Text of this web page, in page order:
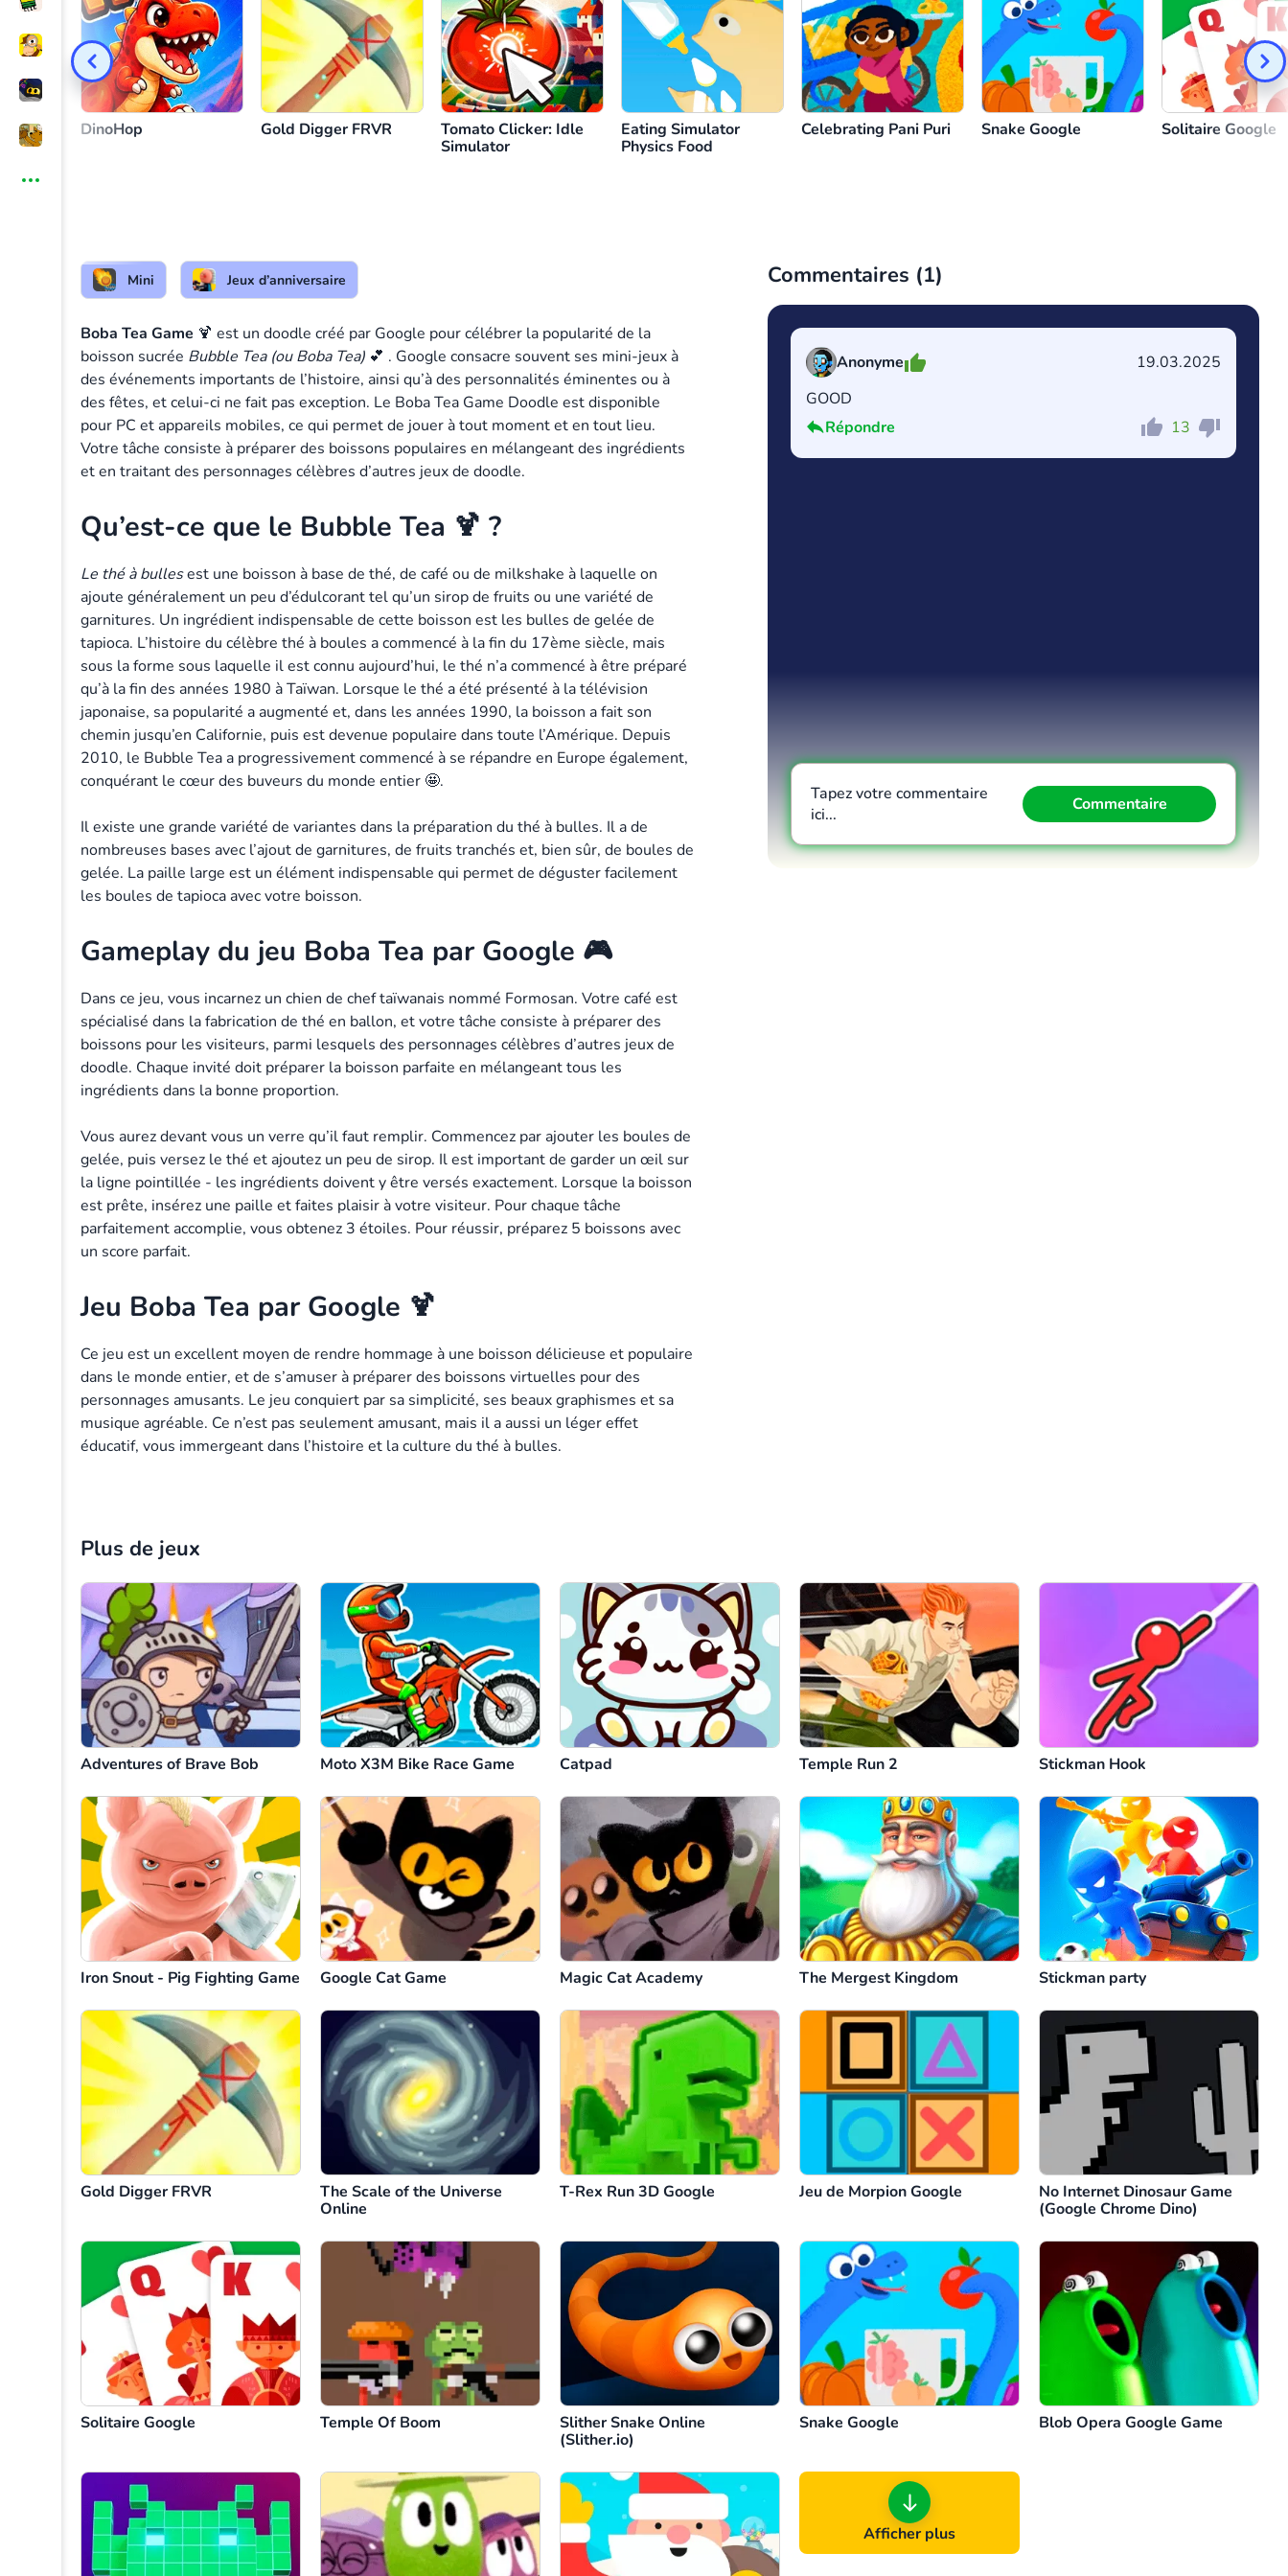
Faire du thé ou Muet ou
DinoHop Gold Digger FRVR
Tomato Clicker: Idle
Simulator
Eating Simulator
Physics Food
Celebrating Pani Puri Snake Google Solitaire Google
Mini Jeux d’anniversaire
Boba Tea Game 🍹 est un doodle créé par Google pour célébrer la popularité de la
boisson sucrée Bubble Tea (ou Boba Tea) 💕 . Google consacre souvent ses mini-jeux à
des événements importants de l’histoire, ainsi qu’à des personnalités éminentes ou à
des fêtes, et celui-ci ne fait pas exception. Le Boba Tea Game Doodle est disponible
pour PC et appareils mobiles, ce qui permet de jouer à tout moment et en tout lieu.
Votre tâche consiste à préparer des boissons populaires en mélangeant des ingrédients
et en traitant des personnages célèbres d’autres jeux de doodle.
Qu’est-ce que le Bubble Tea 🍹 ?
Le thé à bullesest une boisson à base de thé, de café ou de milkshake à laquelle on
ajoute généralement un peu d’édulcorant tel qu’un sirop de fruits ou une variété de
garnitures. Un ingrédient indispensable de cette boisson est les bulles de gelée de
tapioca. L’histoire du célèbre thé à boules a commencé à la fin du 17ème siècle, mais
sous la forme sous laquelle il est connu aujourd’hui, le thé n’a commencé à être préparé
qu’à la fin des années 1980 à Taïwan. Lorsque le thé a été présenté à la télévision
japonaise, sa popularité a augmenté et, dans les années 1990, la boisson a fait son
chemin jusqu’en Californie, puis est devenue populaire dans toute l’Amérique. Depuis
2010, le Bubble Tea a progressivement commencé à se répandre en Europe également,
conquérant le cœur des buveurs du monde entier 🤩.
Il existe une grande variété de variantes dans la préparation du thé à bulles. Il a de
nombreuses bases avec l’ajout de garnitures, de fruits tranchés et, bien sûr, de boules de
gelée. La paille large est un élément indispensable qui permet de déguster facilement
les boules de tapioca avec votre boisson.
Gameplay du jeu Boba Tea par Google 🎮
Dans ce jeu, vous incarnez un chien de chef taïwanais nommé Formosan. Votre café est
spécialisé dans la fabrication de thé en ballon, et votre tâche consiste à préparer des
boissons pour les visiteurs, parmi lesquels des personnages célèbres d’autres jeux de
doodle. Chaque invité doit préparer la boisson parfaite en mélangeant tous les
ingrédients dans la bonne proportion.
Vous aurez devant vous un verre qu’il faut remplir. Commencez par ajouter les boules de
gelée, puis versez le thé et ajoutez un peu de sirop. Il est important de garder un œil sur
la ligne pointillée - les ingrédients doivent y être versés exactement. Lorsque la boisson
est prête, insérez une paille et faites plaisir à votre visiteur. Pour chaque tâche
parfaitement accomplie, vous obtenez 3 étoiles. Pour réussir, préparez 5 boissons avec
un score parfait.
Jeu Boba Tea par Google 🍹
Ce jeu est un excellent moyen de rendre hommage à une boisson délicieuse et populaire
dans le monde entier, et de s’amuser à préparer des boissons virtuelles pour des
personnages amusants. Le jeu conquiert par sa simplicité, ses beaux graphismes et sa
musique agréable. Ce n’est pas seulement amusant, mais il a aussi un léger effet
éducatif, vous immergeant dans l’histoire et la culture du thé à bulles.
Commentaires (1)
Anonyme
19.03.2025
GOOD
Répondre
13
Tapez votre commentaire
ici...
Commentaire
Plus de jeux
Adventures of Brave Bob Moto X3M Bike Race Game Catpad Temple Run 2 Stickman Hook
Iron Snout - Pig Fighting Game Google Cat Game Magic Cat Academy The Mergest Kingdom Stickman party
Gold Digger FRVR
The Scale of the Universe
Online
T-Rex Run 3D Google Jeu de Morpion Google
No Internet Dinosaur Game
(Google Chrome Dino)
Solitaire Google Temple Of Boom
Slither Snake Online
(Slither.io)
Snake Google Blob Opera Google Game
Afficher plus